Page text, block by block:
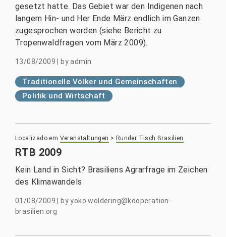
gesetzt hatte. Das Gebiet war den Indigenen nach
langem Hin- und Her Ende März endlich im Ganzen
zugesprochen worden (siehe Bericht zu
Tropenwaldfragen vom März 2009).
13/08/2009 byadmin
Traditionelle Völker und Gemeinschaften
Politik und Wirtschaft
Localizado em Veranstaltungen > Runder Tisch Brasilien
RTB 2009
Kein Land in Sicht? Brasiliens Agrarfrage im Zeichen
des Klimawandels
01/08/2009 byyoko.woldering@kooperation-
brasilien.org